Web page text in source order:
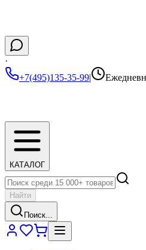
·
+7(495)135-35-99|
КАТАЛОГ
Найти
Поиск...